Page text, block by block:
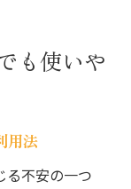
も使いや
用法
る不安の一つ